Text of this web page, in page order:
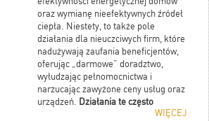
oraz wymianę nieefektywnych źródeł
ciepła. Niestety, to także pole
działania dla nieuczciwych firm, które
nadużywają zaufania beneficjentów,
oferując „darmowe” doradztwo,
wyłudzając pełnomocnictwa i
narzucając zawyżone ceny usług oraz
urządzeń. Działania te często
odbywają się z nieuprawnionymWIĘCEJ